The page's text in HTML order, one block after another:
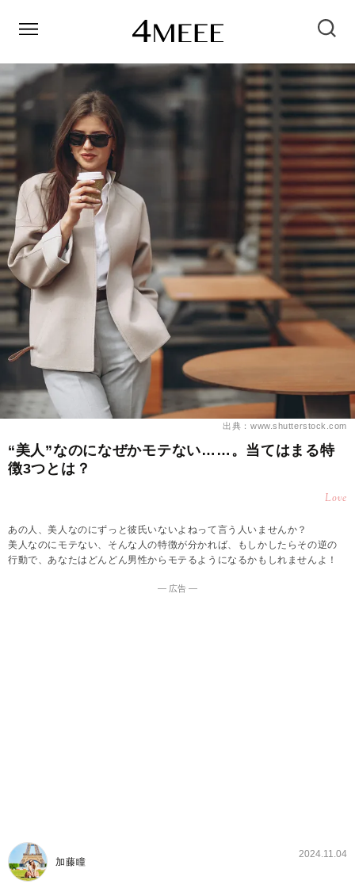
出典：www.shutterstock.com
“美人”なのになぜかモテない……。当てはまる特
徴3つとは？
Love
あの人、美人なのにずっと彼氏いないよねって言う人いませんか？
美人なのにモテない、そんな人の特徴が分かれば、もしかしたらその逆の
行動で、あなたはどんどん男性からモテるようになるかもしれませんよ！
― 広告 ―
加藤瞳
2024.11.04